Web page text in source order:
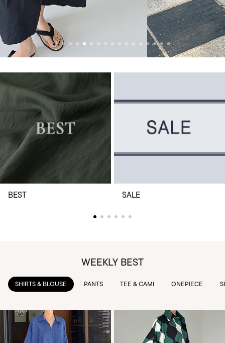
BEST SALE
WEEKLY BEST
PANTS TEE & CAMI ONEPIECE SKIRTS OUTWEAR